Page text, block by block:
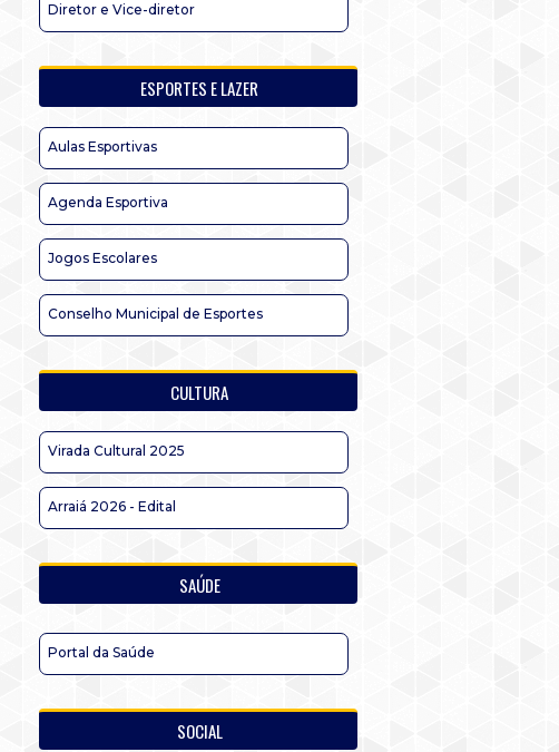
Diretor e Vice-diretor
ESPORTES E LAZER
Aulas Esportivas
Agenda Esportiva
Jogos Escolares
Conselho Municipal de Esportes
CULTURA
Virada Cultural 2025
Arraiá 2026 - Edital
SAÚDE
Portal da Saúde
SOCIAL